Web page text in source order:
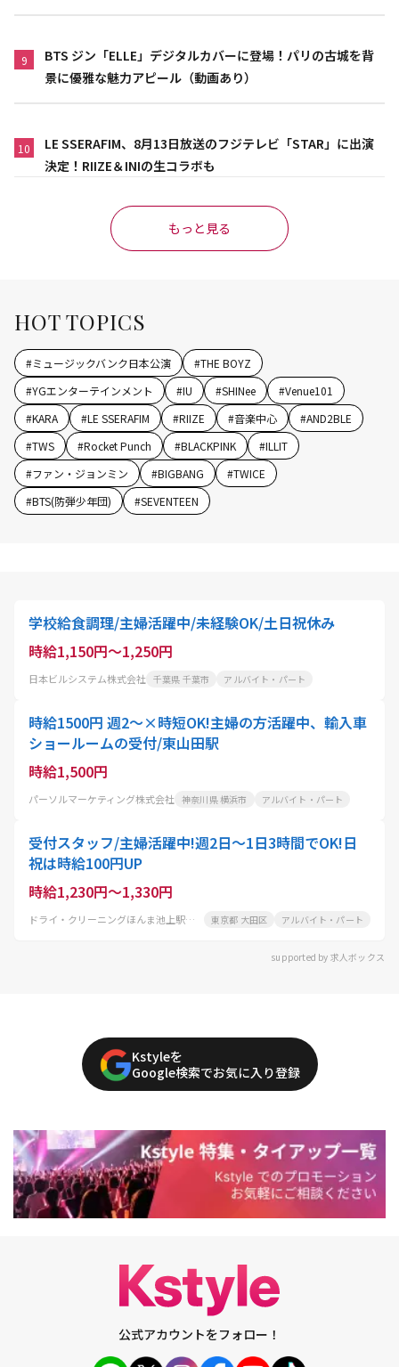
9
BTS ジン「ELLE」デジタルカバーに登場！パリの古城を背
景に優雅な魅力アピール（動画あり）
10
LE SSERAFIM、8月13日放送のフジテレビ「STAR」に出演
決定！RIIZE＆INIの生コラボも
もっと見る
HOT TOPICS
#ミュージックバンク日本公演 #THE BOYZ
#YGエンターテインメント #IU #SHINee #Venue101
#KARA #LE SSERAFIM #RIIZE #音楽中心 #AND2BLE
#TWS #Rocket Punch #BLACKPINK #ILLIT
#ファン・ジョンミン #BIGBANG #TWICE
#BTS(防弾少年団) #SEVENTEEN
学校給食調理/主婦活躍中/未経験OK/土日祝休み
時給1,150円～1,250円
日本ビルシステム株式会社 千葉県 千葉市 アルバイト・パート
時給1500円 週2～×時短OK!主婦の方活躍中、輸入車
ショールームの受付/東山田駅
時給1,500円
パーソルマーケティング株式会社 神奈川県 横浜市 アルバイト・パート
受付スタッフ/主婦活躍中!週2日～1日3時間でOK!日
祝は時給100円UP
時給1,230円～1,330円
ドライ・クリーニングほんま池上駅前店 東京都 大田区 アルバイト・パート
supported by 求人ボックス
Kstyleを
Google検索でお気に入り登録
公式アカウントをフォロー！